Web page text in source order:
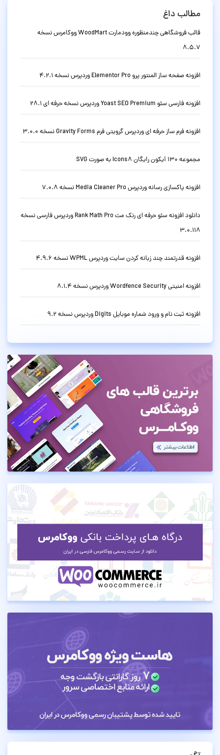
مطالب داغ
قالب فروشگاهی چندمنظوره وودمارت WoodMart ووکامرس نسخه
8.5.7
افزونه صفحه ساز المنتور پرو Elementor Pro وردپرس نسخه 4.2.1
افزونه فارسی سئو Yoast SEO Premium وردپرس نسخه حرفه ای 28.1
افزونه فرم ساز حرفه ای وردپرس گرویتی فرم Gravity Forms نسخه 3.0.0
مجموعه 130 آیکون رایگان Icons8 به صورت SVG
افزونه پاکسازی رسانه وردپرس Media Cleaner Pro نسخه 7.0.8
دانلود افزونه سئو حرفه ای رنک مث Rank Math Pro وردپرس فارسی نسخه
3.0.118
افزونه قدرتمند چند زبانه کردن سایت وردپرس WPML نسخه 4.9.6
افزونه امنیتی Wordfence Security وردپرس نسخه 8.1.4
افزونه ثبت نام و ورود شماره موبایل Digits وردپرس نسخه 9.2